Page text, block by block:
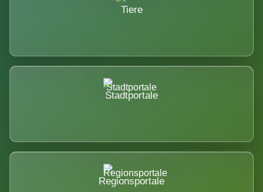
Tiere
Stadtportale
Regionsportale